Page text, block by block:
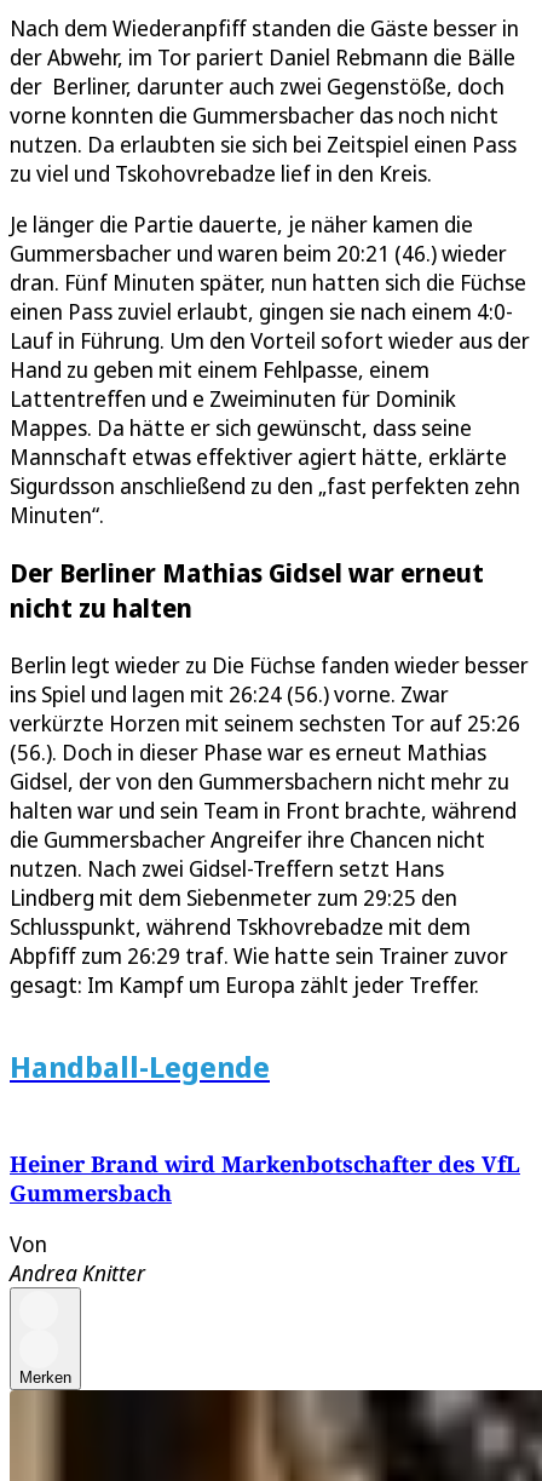
Nach dem Wiederanpfiff standen die Gäste besser in
der Abwehr, im Tor pariert Daniel Rebmann die Bälle
der Berliner, darunter auch zwei Gegenstöße, doch
vorne konnten die Gummersbacher das noch nicht
nutzen. Da erlaubten sie sich bei Zeitspiel einen Pass
zu viel und Tskohovrebadze lief in den Kreis.
Je länger die Partie dauerte, je näher kamen die
Gummersbacher und waren beim 20:21 (46.) wieder
dran. Fünf Minuten später, nun hatten sich die Füchse
einen Pass zuviel erlaubt, gingen sie nach einem 4:0-
Lauf in Führung. Um den Vorteil sofort wieder aus der
Hand zu geben mit einem Fehlpasse, einem
Lattentreffen und e Zweiminuten für Dominik
Mappes. Da hätte er sich gewünscht, dass seine
Mannschaft etwas effektiver agiert hätte, erklärte
Sigurdsson anschließend zu den „fast perfekten zehn
Minuten“.
Der Berliner Mathias Gidsel war erneut
nicht zu halten
Berlin legt wieder zu Die Füchse fanden wieder besser
ins Spiel und lagen mit 26:24 (56.) vorne. Zwar
verkürzte Horzen mit seinem sechsten Tor auf 25:26
(56.). Doch in dieser Phase war es erneut Mathias
Gidsel, der von den Gummersbachern nicht mehr zu
halten war und sein Team in Front brachte, während
die Gummersbacher Angreifer ihre Chancen nicht
nutzen. Nach zwei Gidsel-Treffern setzt Hans
Lindberg mit dem Siebenmeter zum 29:25 den
Schlusspunkt, während Tskhovrebadze mit dem
Abpfiff zum 26:29 traf. Wie hatte sein Trainer zuvor
gesagt: Im Kampf um Europa zählt jeder Treffer.
Handball-Legende
Heiner Brand wird Markenbotschafter des VfL
Gummersbach
Von
Andrea Knitter
Merken